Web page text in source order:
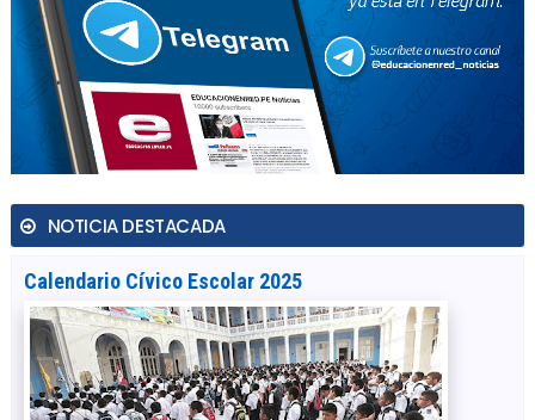
NOTICIA DESTACADA
Calendario Cívico Escolar 2025